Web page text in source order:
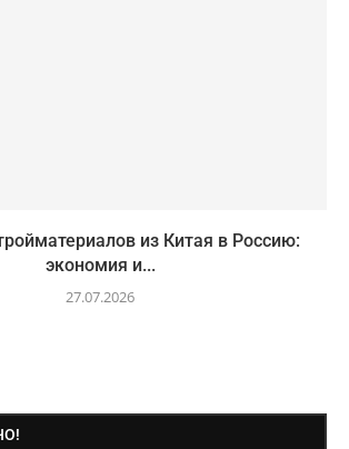
из Китая в Россию:
экономия и...
27.07.2026